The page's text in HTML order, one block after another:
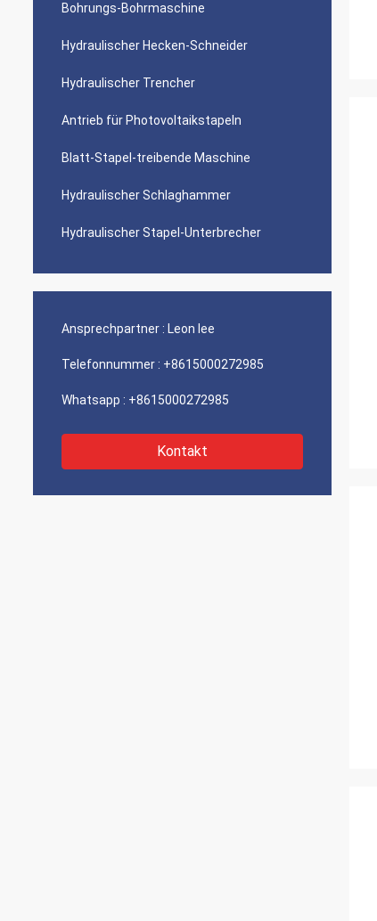
Bohrungs-Bohrmaschine
Hydraulischer Hecken-Schneider
Hydraulischer Trencher
Antrieb für Photovoltaikstapeln
Blatt-Stapel-treibende Maschine
Hydraulischer Schlaghammer
Hydraulischer Stapel-Unterbrecher
Ansprechpartner : Leon lee
Telefonnummer : +8615000272985
Whatsapp : +8615000272985
Kontakt